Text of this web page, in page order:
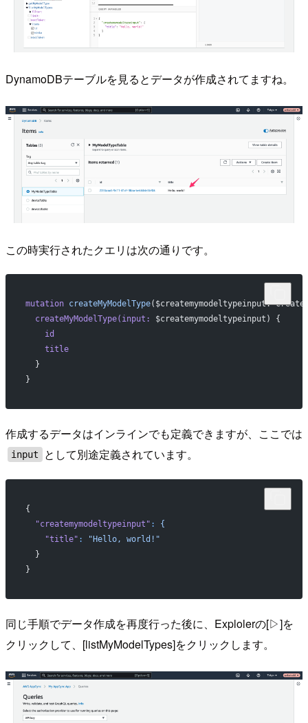
DynamoDBテーブルを見るとデータが作成されてますね。
この時実行されたクエリは次の通りです。
mutation createMyModelType($createmymodeltypeinput:
  createMyModelType(input:
$createmymodeltypeinput) {
    id
    title
  }
}
作成するデータはインラインでも定義できますが、ここでは
input として別途定義されています。
{
  "createmymodeltypeinput"
:
{
    "title"
:
"Hello, world!"
  }
}
同じ手順でデータ作成を再度行った後に、Explolerの[▷]を
クリックして、[listMyModelTypes]をクリックします。